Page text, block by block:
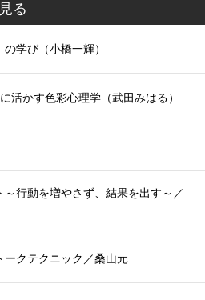
る
学び（小橋一輝）
活かす色彩心理学（武田みはる）
～行動を増やさず、結果を出す～／
ークテクニック／桑山元